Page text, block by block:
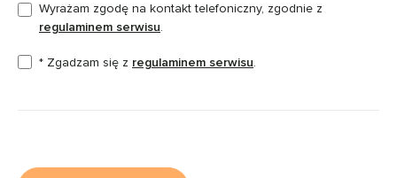
Wyrażam zgodę na kontakt telefoniczny, zgodnie z
regulaminem serwisu.
* Zgadzam się z regulaminem serwisu.